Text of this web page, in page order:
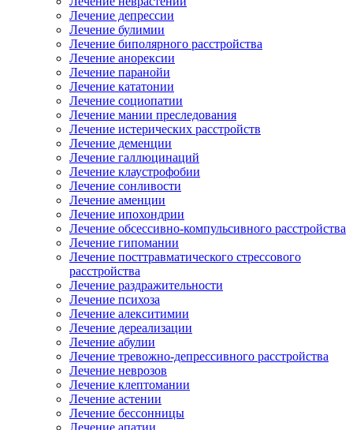
Лечение депрессии
Лечение булимии
Лечение биполярного расстройства
Лечение анорексии
Лечение паранойи
Лечение кататонии
Лечение социопатии
Лечение мании преследования
Лечение истерических расстройств
Лечение деменции
Лечение галлюцинаций
Лечение клаустрофобии
Лечение сонливости
Лечение аменции
Лечение ипохондрии
Лечение обсессивно-компульсивного расстройства
Лечение гипомании
Лечение посттравматического стрессового
расстройства
Лечение раздражительности
Лечение психоза
Лечение алекситимии
Лечение дереализации
Лечение абулии
Лечение тревожно-депрессивного расстройства
Лечение неврозов
Лечение клептомании
Лечение астении
Лечение бессонницы
Лечение апатии